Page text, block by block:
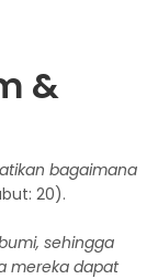
&
bagaimana
20).
sehingga
mereka dapat